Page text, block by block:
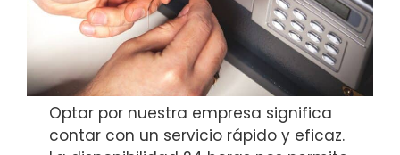
Optar por nuestra empresa significa
contar con un servicio rápido y eficaz.